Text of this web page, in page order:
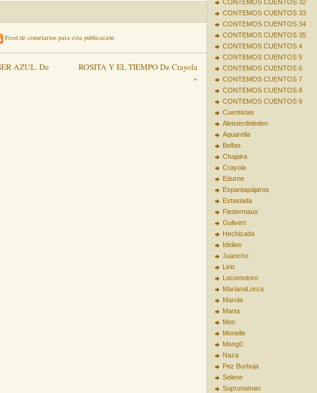
CONTEMOS CUENTOS 32
CONTEMOS CUENTOS 33
CONTEMOS CUENTOS 34
CONTEMOS CUENTOS 35
CONTEMOS CUENTOS 4
CONTEMOS CUENTOS 5
CONTEMOS CUENTOS 6
CONTEMOS CUENTOS 7
CONTEMOS CUENTOS 8
CONTEMOS CUENTOS 9
Cuentistas
Aleisterdeleden
Aquarella
Belfas
Chajaira
Crayola
Edurne
Espantapájaros
Extasiada
Fledermaus
Gulivert
Hechizada
Ideliee
Juancho
Lirio
Locomotoro
MarianaLorca
Marola
Marta
Mon
Monelle
Mong0
Naza
Pez Burbuja
Selene
Suprunaman
Feed de cometarios para esta publicación
AZUL. De
ROSITA Y EL TIEMPO De Crayola
»